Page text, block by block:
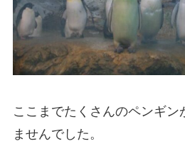
ここまでたくさんのペンギン
ませんでした。